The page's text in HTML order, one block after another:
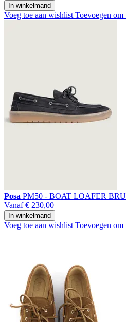
In winkelmand
Voeg toe aan wishlist Toevoegen
Posa PM50 - BOAT LOAFER
Vanaf € 230,00
In winkelmand
Voeg toe aan wishlist Toevoegen